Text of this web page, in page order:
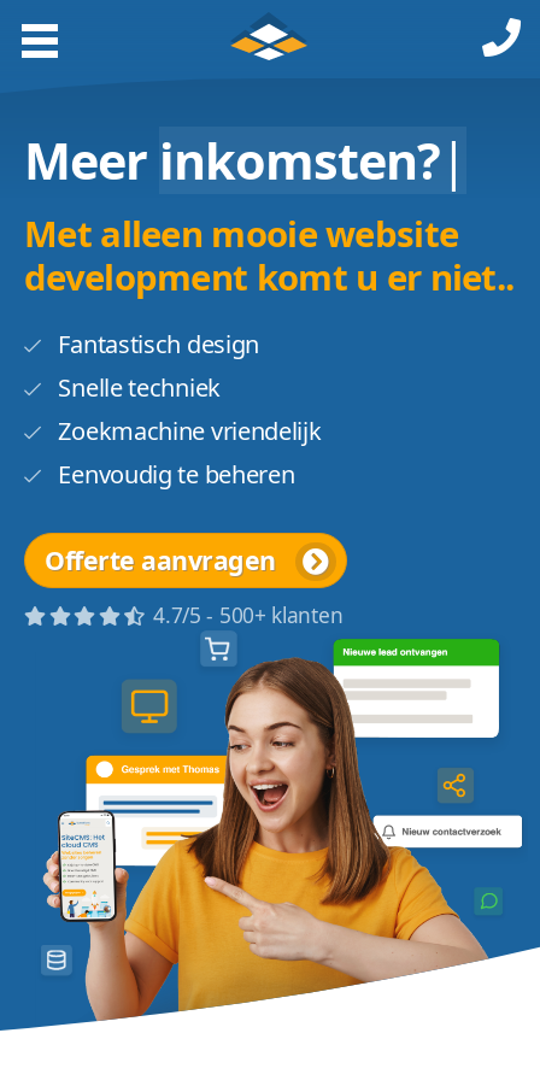
Meer inkomsten?|
Met alleen mooie website
development komt u er niet..
Fantastisch design
Snelle techniek
Zoekmachine vriendelijk
Eenvoudig te beheren
Offerte aanvragen
4.7/5 - 500+ klanten